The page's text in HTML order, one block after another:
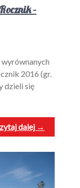
–
2016 (gr.
dzieli się
dalej →